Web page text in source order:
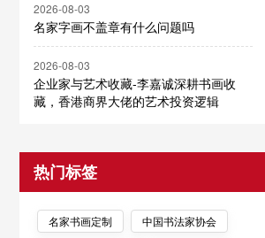
2026-08-03
名家字画不盖章有什么问题吗
2026-08-03
企业家与艺术收藏-李嘉诚深耕书画收
藏，香港商界大佬的艺术投资逻辑
热门标签
名家书画定制
中国书法家协会